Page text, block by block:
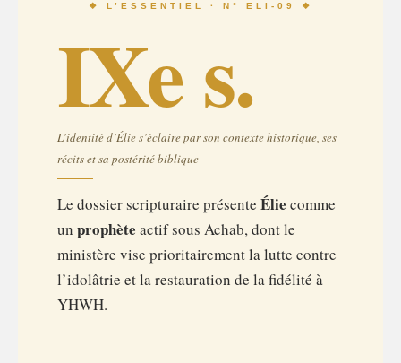
❖ L’ESSENTIEL · N° ELI-09 ❖
IXe s.
L’identité d’Élie s’éclaire par son contexte historique, ses
récits et sa postérité biblique
Le dossier scripturaire présente Élie comme
un prophète actif sous Achab, dont le
ministère vise prioritairement la lutte contre
l’idolâtrie et la restauration de la fidélité à
YHWH.